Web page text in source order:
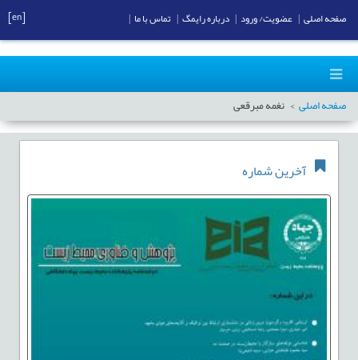
صفحه اصلی نغمه مبرقعی
آخرین شماره
صفحه اصلی عضویت/ ورود درباره رایمگ تماس با ما